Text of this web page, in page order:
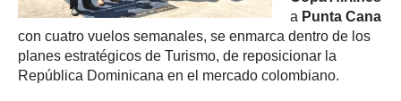
a Punta Cana
con cuatro vuelos semanales, se enmarca dentro de los
planes estratégicos de Turismo, de reposicionar la
República Dominicana en el mercado colombiano.